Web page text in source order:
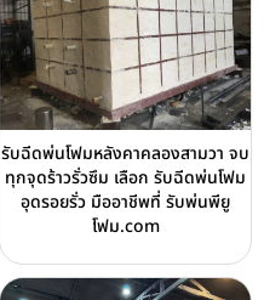
รับฉีดพ่นโฟมหลังคาคลองสามวา จบ
ทุกจุดร้าวรั่วซึม เลือก รับฉีดพ่นโฟม
อุดรอยรั่ว มืออาชีพที่ รับพ่นพียู
โฟม.com